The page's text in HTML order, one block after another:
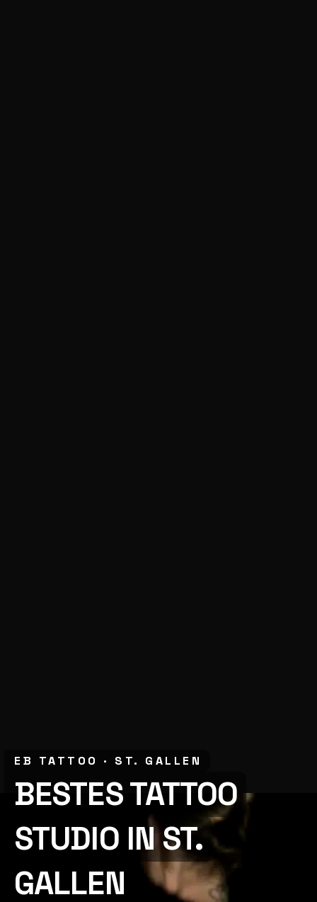
EB TATTOO · ST. GALLEN
BESTES TATTOO
STUDIO IN ST.
GALLEN
EB TATTOO · ST. GALLEN
BESTES TATTOO
STUDIO IN ST.
GALLEN